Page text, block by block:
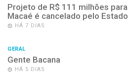
Projeto de R$ 111 milhões
Macaé é cancelado pelo Estado
HÁ 7 DIAS
GERAL
Gente Bacana
HÁ 5 DIAS